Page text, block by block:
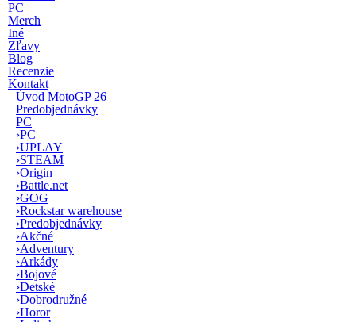
PC
Merch
Iné
Zľavy
Blog
Recenzie
Kontakt
Úvod MotoGP 26
Predobjednávky
PC
›PC
›UPLAY
›STEAM
›Origin
›Battle.net
›GOG
›Rockstar warehouse
›Predobjednávky
›Akčné
›Adventury
›Arkády
›Bojové
›Detské
›Dobrodružné
›Horor